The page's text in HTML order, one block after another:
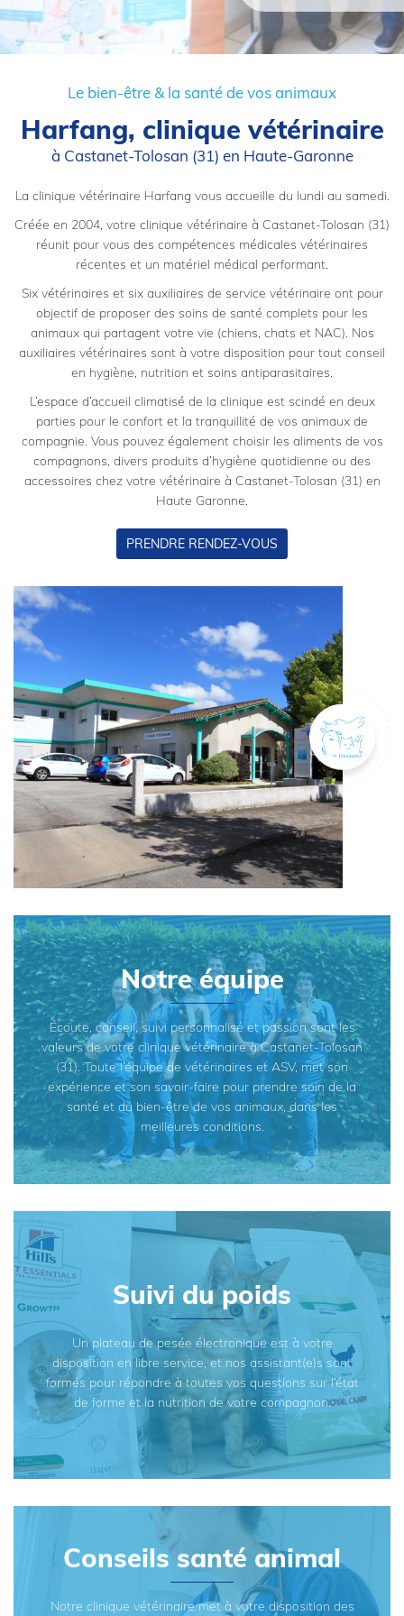
Le bien-être & la santé de vos animaux
Harfang, clinique vétérinaire
à Castanet-Tolosan (31) en Haute-Garonne
La clinique vétérinaire Harfang vous accueille du lundi au samedi.
Créée en 2004, votre clinique vétérinaire à Castanet-Tolosan (31)
réunit pour vous des compétences médicales vétérinaires
récentes et un matériel médical performant.
Six vétérinaires et six auxiliaires de service vétérinaire ont pour
objectif de proposer des soins de santé complets pour les
animaux qui partagent votre vie (chiens, chats et NAC). Nos
auxiliaires vétérinaires sont à votre disposition pour tout conseil
en hygiène, nutrition et soins antiparasitaires.
L’espace d’accueil climatisé de la clinique est scindé en deux
parties pour le confort et la tranquillité de vos animaux de
compagnie. Vous pouvez également choisir les aliments de vos
compagnons, divers produits d’hygiène quotidienne ou des
accessoires chez votre vétérinaire à Castanet-Tolosan (31) en
Haute Garonne.
PRENDRE RENDEZ-VOUS
Notre équipe
Écoute, conseil, suivi personnalisé et passion sont les
valeurs de votre clinique vétérinaire à Castanet-Tolosan
(31). Toute l’équipe de vétérinaires et ASV, met son
expérience et son savoir-faire pour prendre soin de la
santé et du bien-être de vos animaux, dans les
meilleures conditions.
Suivi du poids
Un plateau de pesée électronique est à votre
disposition en libre service, et nos assistant(e)s sont
formés pour répondre à toutes vos questions sur l’état
de forme et la nutrition de votre compagnon.
Conseils santé animal
Notre clinique vétérinaire met à votre disposition des